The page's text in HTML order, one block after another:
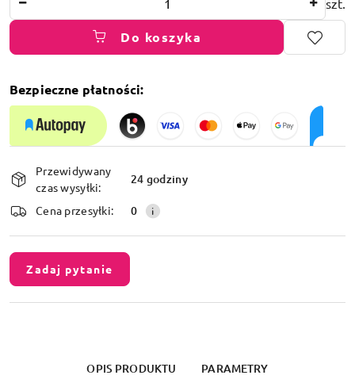
szt.
Do koszyka
Bezpieczne płatności:
Dostępność
i
dostawa
Przewidywany
czas wysyłki:
24 godziny
Cena przesyłki: 0
Zadaj pytanie
OPIS PRODUKTU PARAMETRY